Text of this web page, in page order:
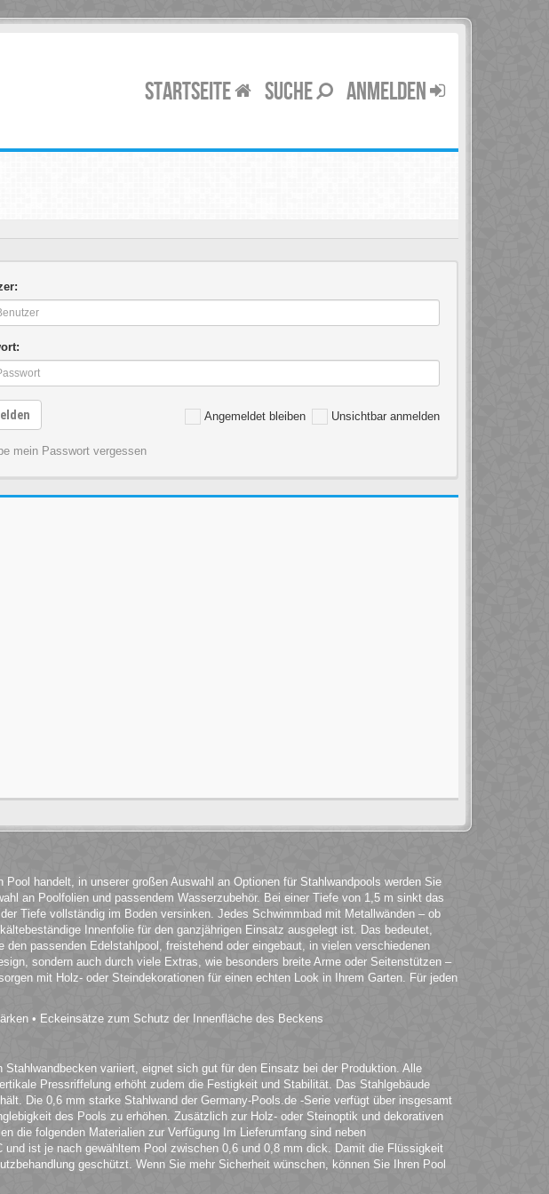
STARTSEITE SUCHE ANMELDEN
Angemeldet bleiben Unsichtbar anmelden
mein Passwort vergessen
handelt, in unserer großen Auswahl an Optionen für Stahlwandpools werden Sie
an Poolfolien und passendem Wasserzubehör. Bei einer Tiefe von 1,5 m sinkt das
Tiefe vollständig im Boden versinken. Jedes Schwimmbad mit Metallwänden – ob
Innenfolie für den ganzjährigen Einsatz ausgelegt ist. Das bedeutet,
passenden Edelstahlpool, freistehend oder eingebaut, in vielen verschiedenen
sondern auch durch viele Extras, wie besonders breite Arme oder Seitenstützen –
mit Holz- oder Steindekorationen für einen echten Look in Ihrem Garten. Für jeden
• Eckeinsätze zum Schutz der Innenfläche des Beckens
variiert, eignet sich gut für den Einsatz bei der Produktion. Alle
Pressriffelung erhöht zudem die Festigkeit und Stabilität. Das Stahlgebäude
Die 0,6 mm starke Stahlwand der Germany-Pools.de -Serie verfügt über insgesamt
des Pools zu erhöhen. Zusätzlich zur Holz- oder Steinoptik und dekorativen
die folgenden Materialien zur Verfügung Im Lieferumfang sind neben
ist je nach gewähltem Pool zwischen 0,6 und 0,8 mm dick. Damit die Flüssigkeit
geschützt. Wenn Sie mehr Sicherheit wünschen, können Sie Ihren Pool